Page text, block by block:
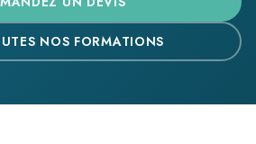
NOS FORMATIONS